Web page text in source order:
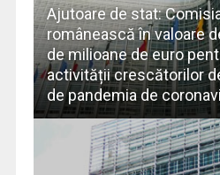
Ajutoare de stat:
românească în valoare
de milioane de euro
activității crescătorilor
de pandemia de